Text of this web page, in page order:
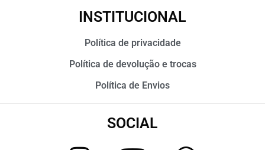
INSTITUCIONAL
Política de privacidade
Política de devolução e trocas
Política de Envios
SOCIAL